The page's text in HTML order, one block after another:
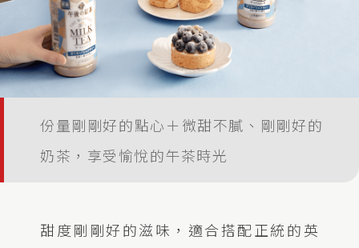
份量剛剛好的點心＋微甜不膩、剛剛好的
奶茶，享受愉悅的午茶時光
甜度剛剛好的滋味，適合搭配正統的英